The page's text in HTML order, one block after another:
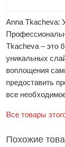
Anna Tkacheva:
Tkacheva – это
уникальных
воплощения
предоставить
все
Все товары
Похожие